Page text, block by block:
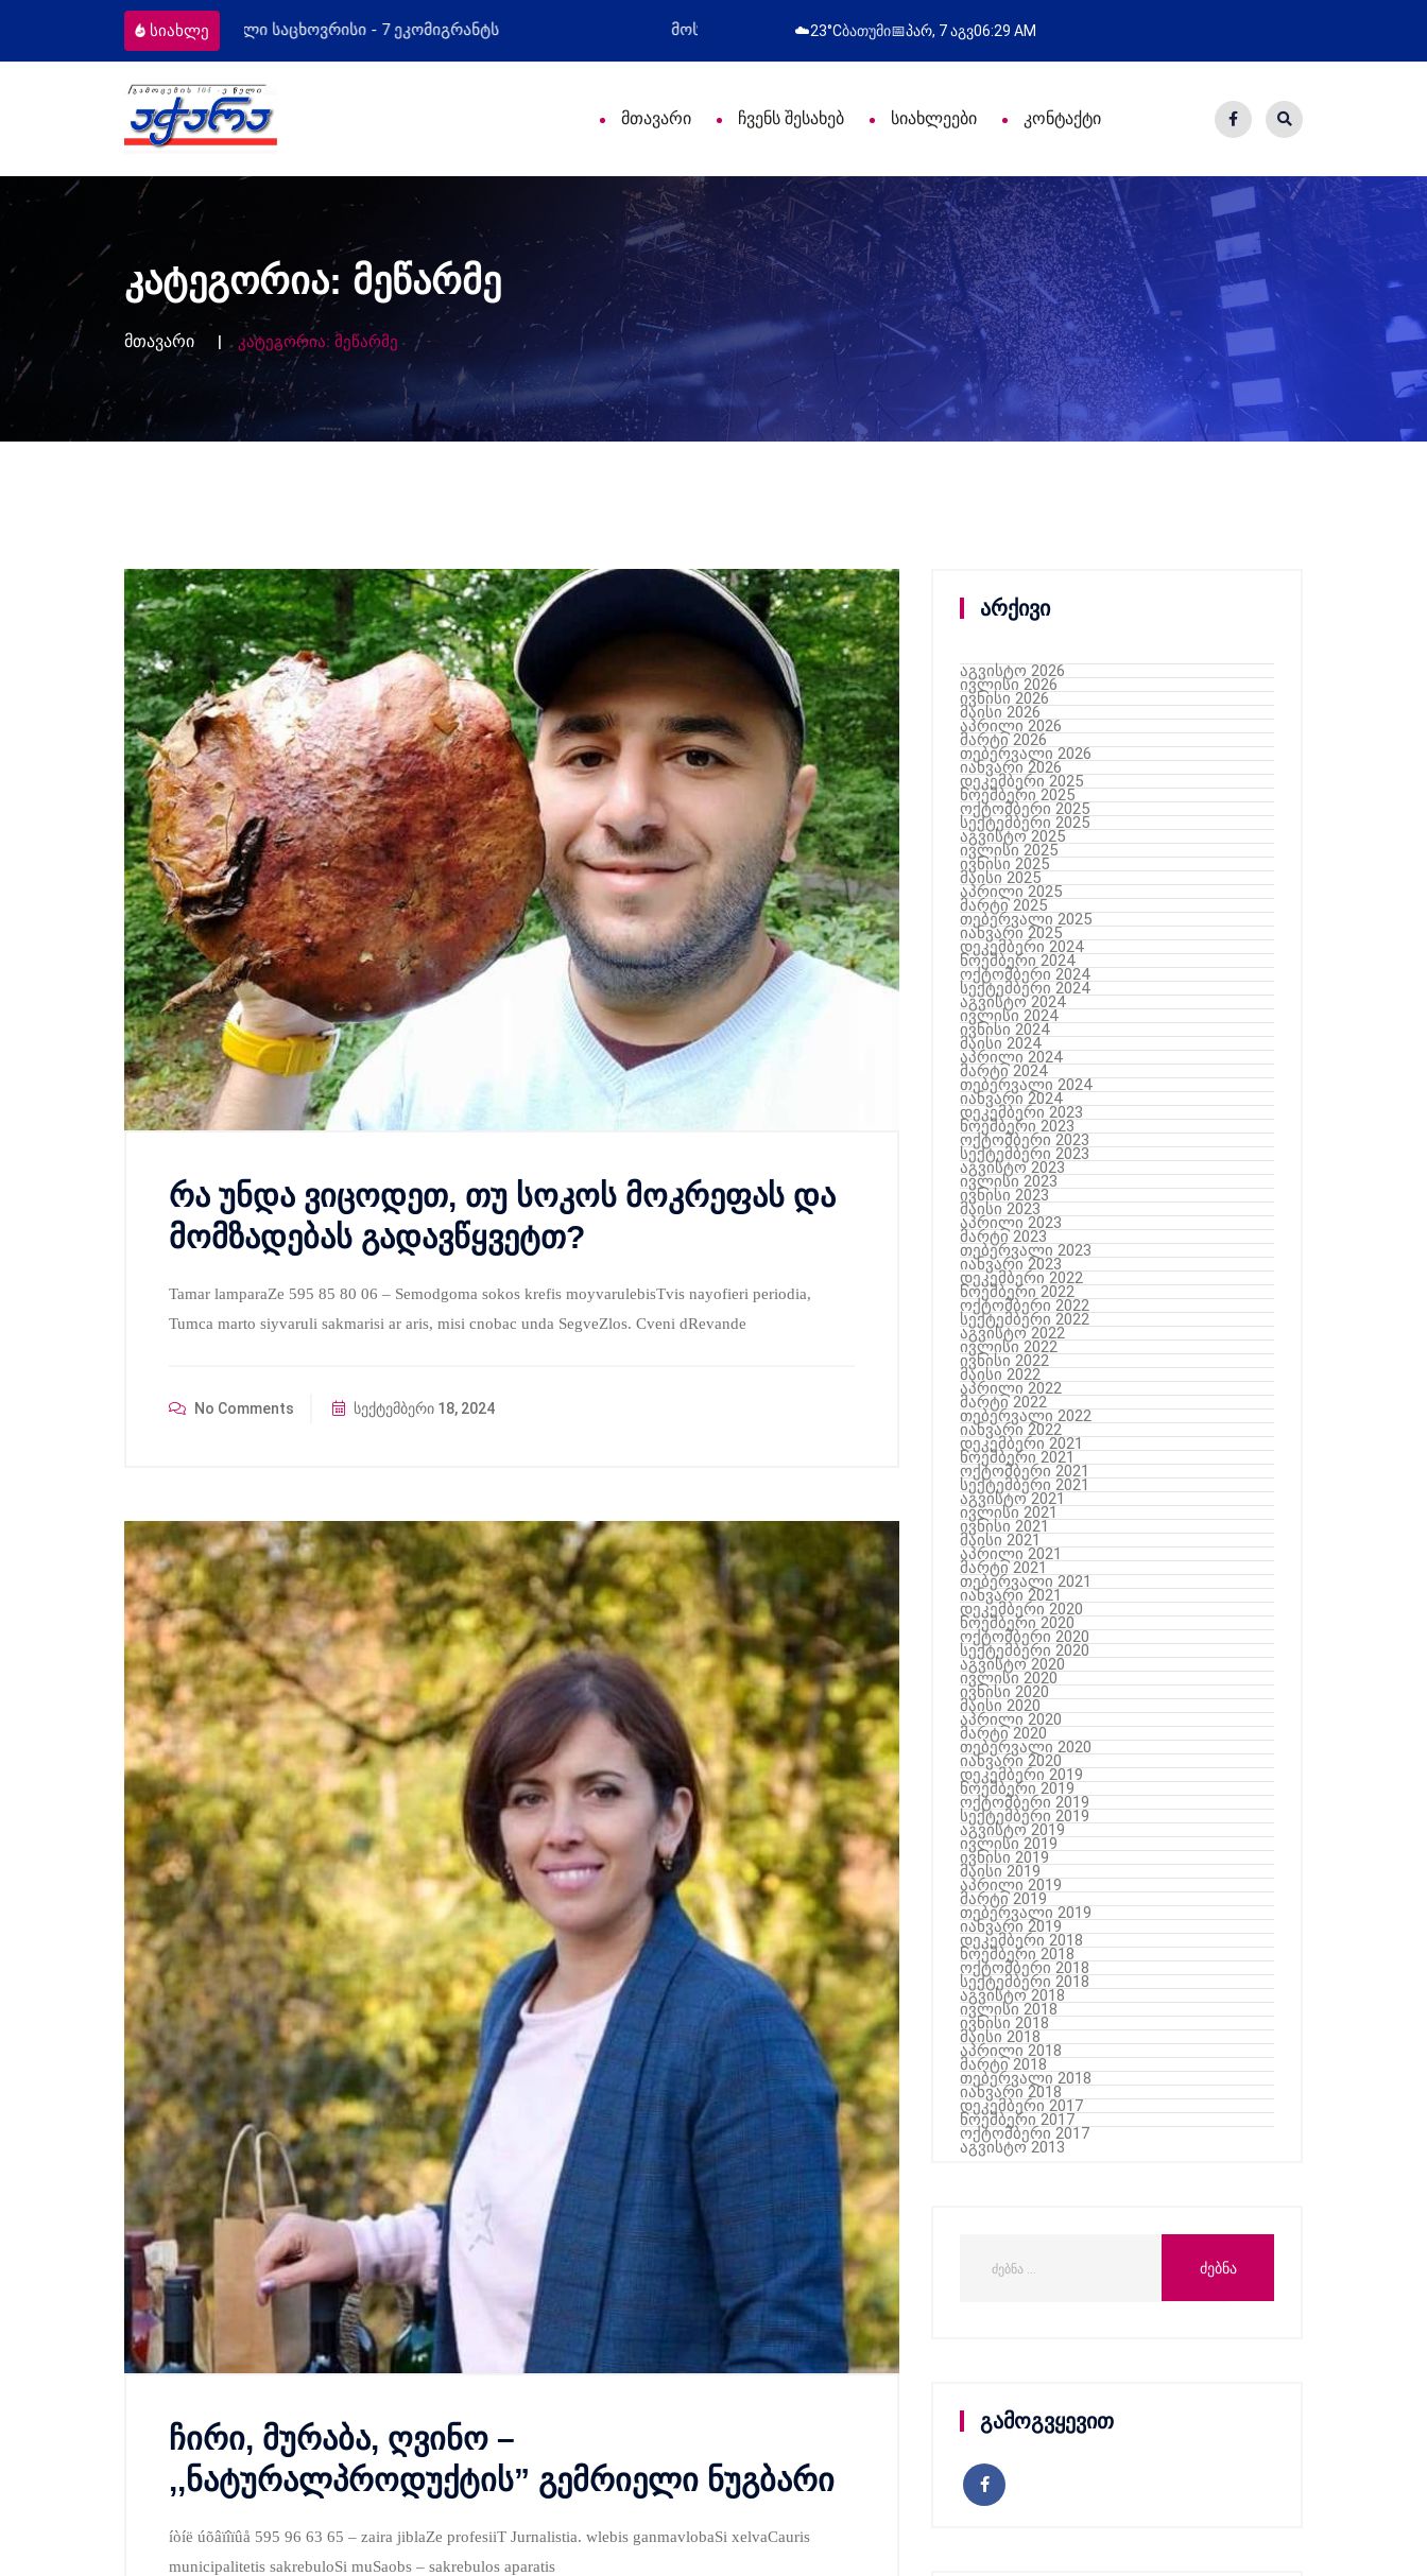
სიახლე მოსამართლეებს პროფესიული დღე მიულოცა წარმატებული გამოსვლა
☁️23°Cბათუმი📅პარ, 7 აგვ06:29 AM
მთავარი ჩვენს შესახებ სიახლეები კონტაქტი
კატეგორია: მეწარმე
მთავარი კატეგორია: მეწარმე
რა უნდა ვიცოდეთ, თუ სოკოს მოკრეფას და
მომზადებას გადავწყვეტთ?
Tamar lamparaZe 595 85 80 06 – Semodgoma sokos krefis moyvarulebisTvis nayofieri periodia,
Tumca marto siyvaruli sakmarisi ar aris, misi cnobac unda SegveZlos. Cveni dRevande
No Comments სექტემბერი 18, 2024
ჩირი, მურაბა, ღვინო –
,,ნატურალპროდუქტის” გემრიელი ნუგბარი
íòíë úõâïîïûå 595 96 63 65 – zaira jiblaZe profesiiT Jurnalistia. wlebis ganmavlobaSi xelvaCauris
municipalitetis sakrebuloSi muSaobs – sakrebulos aparatis
არქივი
აგვისტო 2026
ივლისი 2026
ივნისი 2026
მაისი 2026
აპრილი 2026
მარტი 2026
თებერვალი 2026
იანვარი 2026
დეკემბერი 2025
ნოემბერი 2025
ოქტომბერი 2025
სექტემბერი 2025
აგვისტო 2025
ივლისი 2025
ივნისი 2025
მაისი 2025
აპრილი 2025
მარტი 2025
თებერვალი 2025
იანვარი 2025
დეკემბერი 2024
ნოემბერი 2024
ოქტომბერი 2024
სექტემბერი 2024
აგვისტო 2024
ივლისი 2024
ივნისი 2024
მაისი 2024
აპრილი 2024
მარტი 2024
თებერვალი 2024
იანვარი 2024
დეკემბერი 2023
ნოემბერი 2023
ოქტომბერი 2023
სექტემბერი 2023
აგვისტო 2023
ივლისი 2023
ივნისი 2023
მაისი 2023
აპრილი 2023
მარტი 2023
თებერვალი 2023
იანვარი 2023
დეკემბერი 2022
ნოემბერი 2022
ოქტომბერი 2022
სექტემბერი 2022
აგვისტო 2022
ივლისი 2022
ივნისი 2022
მაისი 2022
აპრილი 2022
მარტი 2022
თებერვალი 2022
იანვარი 2022
დეკემბერი 2021
ნოემბერი 2021
ოქტომბერი 2021
სექტემბერი 2021
აგვისტო 2021
ივლისი 2021
ივნისი 2021
მაისი 2021
აპრილი 2021
მარტი 2021
თებერვალი 2021
იანვარი 2021
დეკემბერი 2020
ნოემბერი 2020
ოქტომბერი 2020
სექტემბერი 2020
აგვისტო 2020
ივლისი 2020
ივნისი 2020
მაისი 2020
აპრილი 2020
მარტი 2020
თებერვალი 2020
იანვარი 2020
დეკემბერი 2019
ნოემბერი 2019
ოქტომბერი 2019
სექტემბერი 2019
აგვისტო 2019
ივლისი 2019
ივნისი 2019
მაისი 2019
აპრილი 2019
მარტი 2019
თებერვალი 2019
იანვარი 2019
დეკემბერი 2018
ნოემბერი 2018
ოქტომბერი 2018
სექტემბერი 2018
აგვისტო 2018
ივლისი 2018
ივნისი 2018
მაისი 2018
აპრილი 2018
მარტი 2018
თებერვალი 2018
იანვარი 2018
დეკემბერი 2017
ნოემბერი 2017
ოქტომბერი 2017
აგვისტო 2013
გამოგვყევით